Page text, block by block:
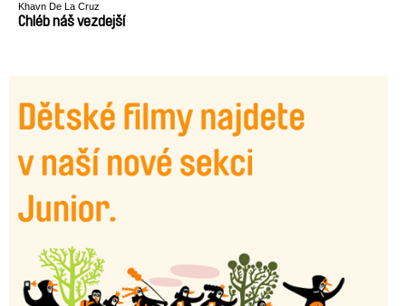
Khavn De La Cruz
Chléb náš vezdejší